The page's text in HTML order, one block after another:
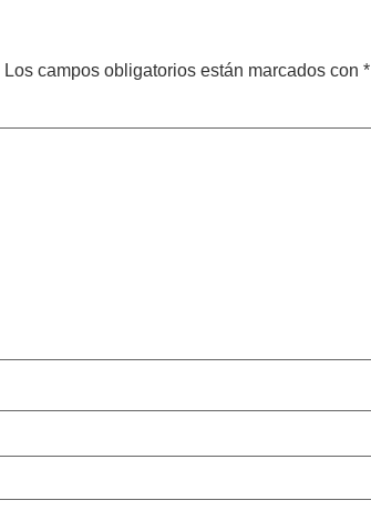
Los campos obligatorios están marcados con *